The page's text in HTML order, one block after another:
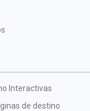
Interactivas
de destino